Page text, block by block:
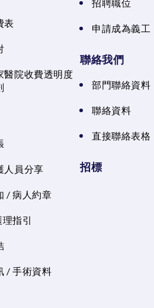
表
醫院收費透明度
人員分享
/ 病人約章
指引
/ 手術資料
招聘職位
申請成為義工
聯絡我們
部門聯絡資料
聯絡資料
直接聯絡表格
招標